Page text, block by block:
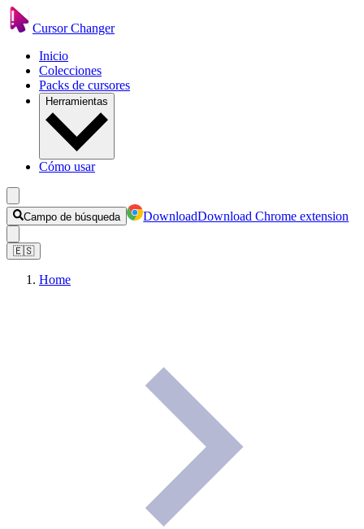
Cursor Changer
Inicio
Colecciones
Packs de cursores
Herramientas
Cómo usar
Campo de búsqueda DownloadDownload Chrome extension
🇪🇸
Home